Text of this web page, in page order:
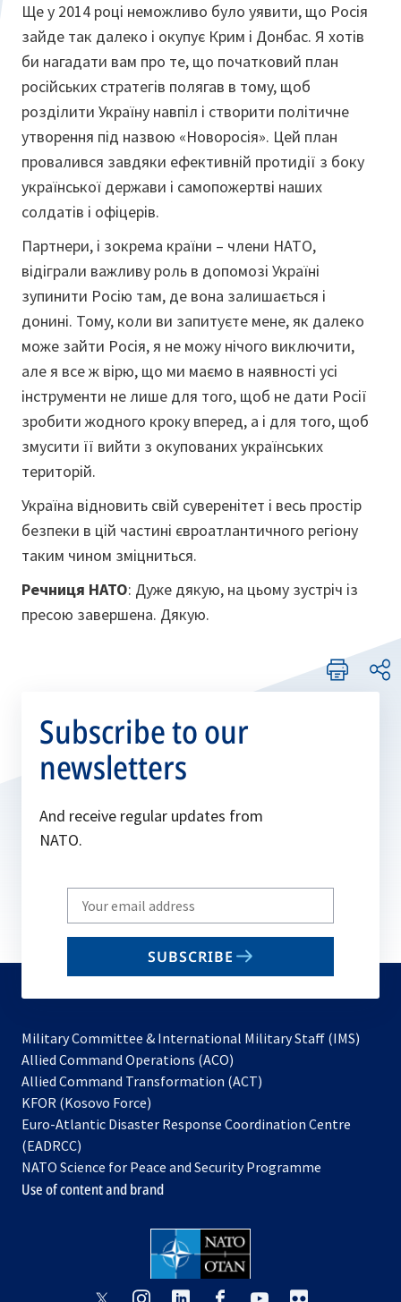
Ще у 2014 році неможливо було уявити, що Росія
зайде так далеко і окупує Крим і Донбас. Я хотів
би нагадати вам про те, що початковий план
російських стратегів полягав в тому, щоб
розділити Україну навпіл і створити політичне
утворення під назвою «Новоросія». Цей план
провалився завдяки ефективній протидії з боку
української держави і самопожертві наших
солдатів і офіцерів.
Партнери, і зокрема країни – члени НАТО,
відіграли важливу роль в допомозі Україні
зупинити Росію там, де вона залишається і
донині. Тому, коли ви запитуєте мене, як далеко
може зайти Росія, я не можу нічого виключити,
але я все ж вірю, що ми маємо в наявності усі
інструменти не лише для того, щоб не дати Росії
зробити жодного кроку вперед, а і для того, щоб
змусити її вийти з окупованих українських
територій.
Україна відновить свій суверенітет і весь простір
безпеки в цій частині євроатлантичного регіону
таким чином зміцниться.
Речниця НАТО: Дуже дякую, на цьому зустріч із
пресою завершена. Дякую.
Subscribe to our
newsletters
And receive regular updates from
NATO.
Write
your
email
SUBSCRIBE
Military Committee & International Military Staff (IMS)
Allied Command Operations (ACO)
in
new
Allied Command Transformation (ACT)
a
tab
KFOR (Kosovo Force)
in
new
tab
Euro-Atlantic Disaster Response Coordination Centre
(EADRCC)
NATO Science for Peace and Security Programme
Use of content and brand
opensopens opens opensopens